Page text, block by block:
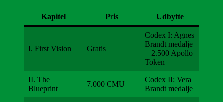
Kapitel Pris Udbytte
I. First Vision Gratis
Codex I: Agnes
Brandt medalje
+ 2.500 Apollo
Token
II. The
Blueprint
7.000 CMU
Codex II: Vera
Brandt medalje